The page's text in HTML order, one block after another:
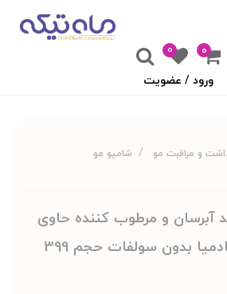
۰
0
ورود / عضویت
و مراقبت مو شامپو مو
آبرسان و مرطوب کننده حاوی
روغن آرگان و ماکادمیا بدون سولفات حجم 399